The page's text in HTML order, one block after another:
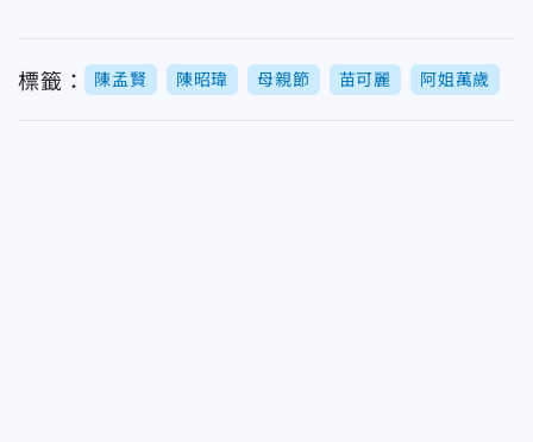
標籤： 陳孟賢 陳昭瑋 母親節 苗可麗 阿姐萬歲